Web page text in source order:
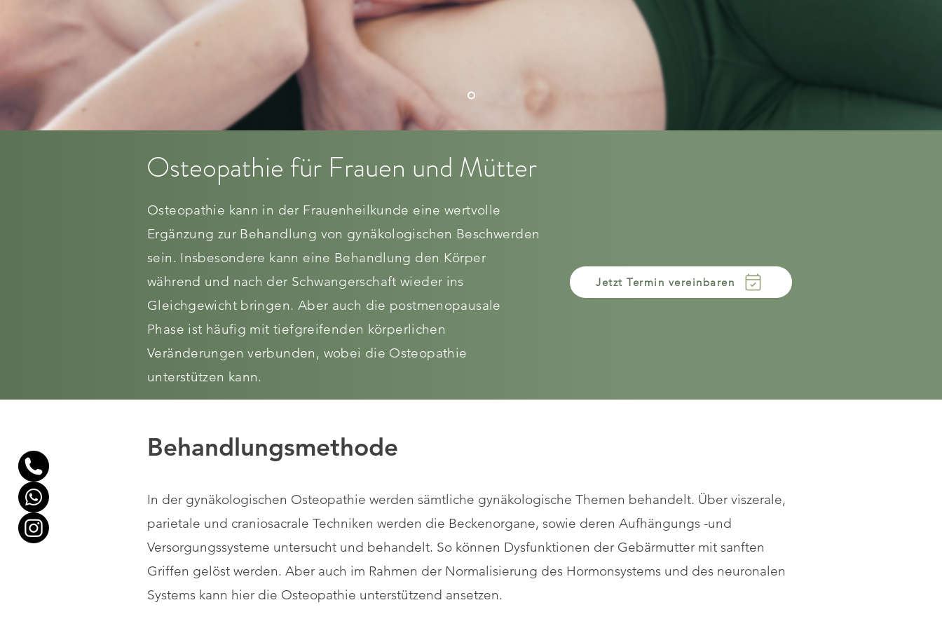
Osteopathie für Frauen und Mütter
Osteopathie kann in der Frauenheilkunde eine wertvolle
Ergänzung zur Behandlung von gynäkologischen Beschwerden
sein. Insbesondere kann eine Behandlung den Körper
während und nach der Schwangerschaft wieder ins
Gleichgewicht bringen. Aber auch die postmenopausale
Phase ist häufig mit tiefgreifenden körperlichen
Veränderungen verbunden, wobei die Osteopathie
unterstützen kann.
Jetzt Termin vereinbaren
Behandlungsmethode
In der gynäkologischen Osteopathie werden sämtliche gynäkologische Themen behandelt. Über viszerale,
parietale und craniosacrale Techniken werden die Beckenorgane, sowie deren Aufhängungs -und
Versorgungssysteme untersucht und behandelt. So können Dysfunktionen der Gebärmutter mit sanften
Griffen gelöst werden. Aber auch im Rahmen der Normalisierung des Hormonsystems und des neuronalen
Systems kann hier die Osteopathie unterstützend ansetzen.